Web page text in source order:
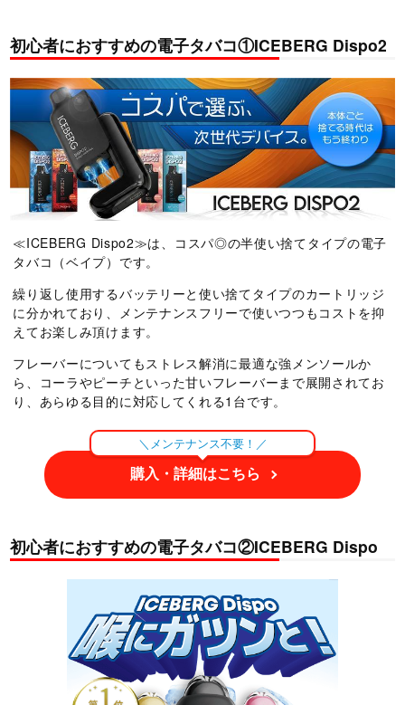
初心者におすすめの電子タバコ①ICEBERG Dispo2
≪ICEBERG Dispo2≫は、コスパ◎の半使い捨てタイプの電子
タバコ（ベイプ）です。
繰り返し使用するバッテリーと使い捨てタイプのカートリッジ
に分かれており、メンテナンスフリーで使いつつもコストを抑
えてお楽しみ頂けます。
フレーバーについてもストレス解消に最適な強メンソールか
ら、コーラやピーチといった甘いフレーバーまで展開されてお
り、あらゆる目的に対応してくれる1台です。
＼メンテナンス不要！／
購入・詳細はこちら
初心者におすすめの電子タバコ②ICEBERG Dispo